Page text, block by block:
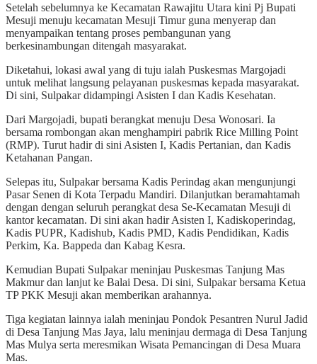
Setelah sebelumnya ke Kecamatan Rawajitu Utara kini Pj Bupati
Mesuji menuju kecamatan Mesuji Timur guna menyerap dan
menyampaikan tentang proses pembangunan yang
berkesinambungan ditengah masyarakat.
Diketahui, lokasi awal yang di tuju ialah Puskesmas Margojadi
untuk melihat langsung pelayanan puskesmas kepada masyarakat.
Di sini, Sulpakar didampingi Asisten I dan Kadis Kesehatan.
Dari Margojadi, bupati berangkat menuju Desa Wonosari. Ia
bersama rombongan akan menghampiri pabrik Rice Milling Point
(RMP). Turut hadir di sini Asisten I, Kadis Pertanian, dan Kadis
Ketahanan Pangan.
Selepas itu, Sulpakar bersama Kadis Perindag akan mengunjungi
Pasar Senen di Kota Terpadu Mandiri. Dilanjutkan beramahtamah
dengan dengan seluruh perangkat desa Se-Kecamatan Mesuji di
kantor kecamatan. Di sini akan hadir Asisten I, Kadiskoperindag,
Kadis PUPR, Kadishub, Kadis PMD, Kadis Pendidikan, Kadis
Perkim, Ka. Bappeda dan Kabag Kesra.
Kemudian Bupati Sulpakar meninjau Puskesmas Tanjung Mas
Makmur dan lanjut ke Balai Desa. Di sini, Sulpakar bersama Ketua
TP PKK Mesuji akan memberikan arahannya.
Tiga kegiatan lainnya ialah meninjau Pondok Pesantren Nurul Jadid
di Desa Tanjung Mas Jaya, lalu meninjau dermaga di Desa Tanjung
Mas Mulya serta meresmikan Wisata Pemancingan di Desa Muara
Mas.